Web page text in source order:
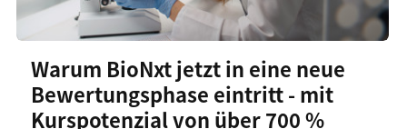
Warum BioNxt jetzt in eine neue
Bewertungsphase eintritt - mit
Kurspotenzial von über 700 %